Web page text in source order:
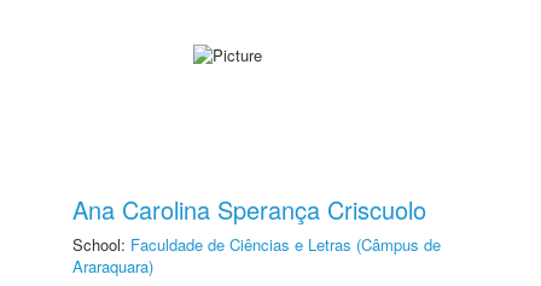
Ana Carolina Sperança Criscuolo
School: Faculdade de Ciências e Letras (Câmpus de
Araraquara)